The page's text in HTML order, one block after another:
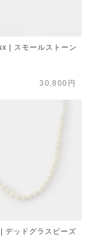
| スモールストーン
30,800円
デッドグラスビーズ